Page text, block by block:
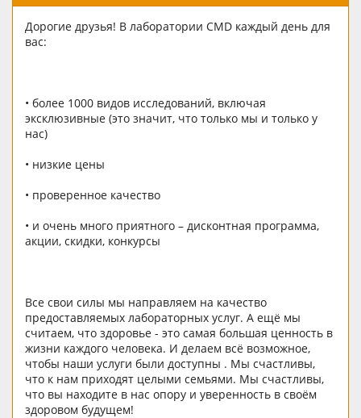
Дорогие друзья! В лаборатории CMD каждый день для
вас:
• более 1000 видов исследований, включая
эксклюзивные (это значит, что только мы и только у
нас)
• низкие цены
• проверенное качество
• и очень много приятного – дисконтная программа,
акции, скидки, конкурсы
Все свои силы мы направляем на качество
предоставляемых лабораторных услуг. А ещё мы
считаем, что здоровье - это самая большая ценность в
жизни каждого человека. И делаем всё возможное,
чтобы наши услуги были доступны . Мы счастливы,
что к нам приходят целыми семьями. Мы счастливы,
что вы находите в нас опору и уверенность в своём
здоровом будущем!